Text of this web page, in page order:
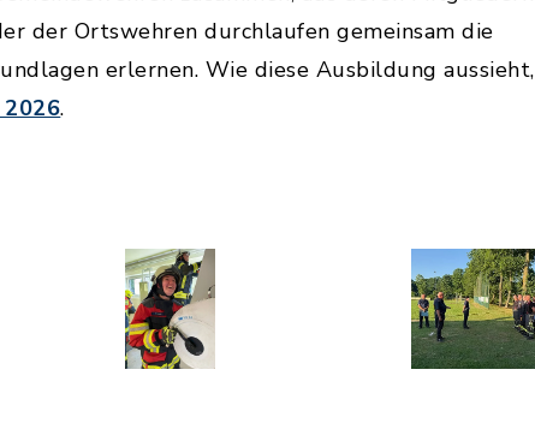
der Ortswehren durchlaufen gemeinsam die
erlernen. Wie diese Ausbildung aussieht,
2026.